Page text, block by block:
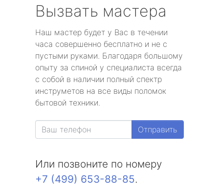
Вызвать мастера
Наш мастер будет у Вас в течении
часа совершенно бесплатно и не с
пустыми руками. Благодаря большому
опыту за спиной у специалиста всегда
с собой в наличии полный спектр
инструметов на все виды поломок
бытовой техники.
Отправить
Или позвоните по номеру
+7 (499) 653-88-85.